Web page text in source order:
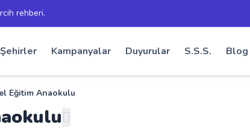
rehberi.
Şehirler Kampanyalar Duyurular S.S.S. Blog
Eğitim Anaokulu